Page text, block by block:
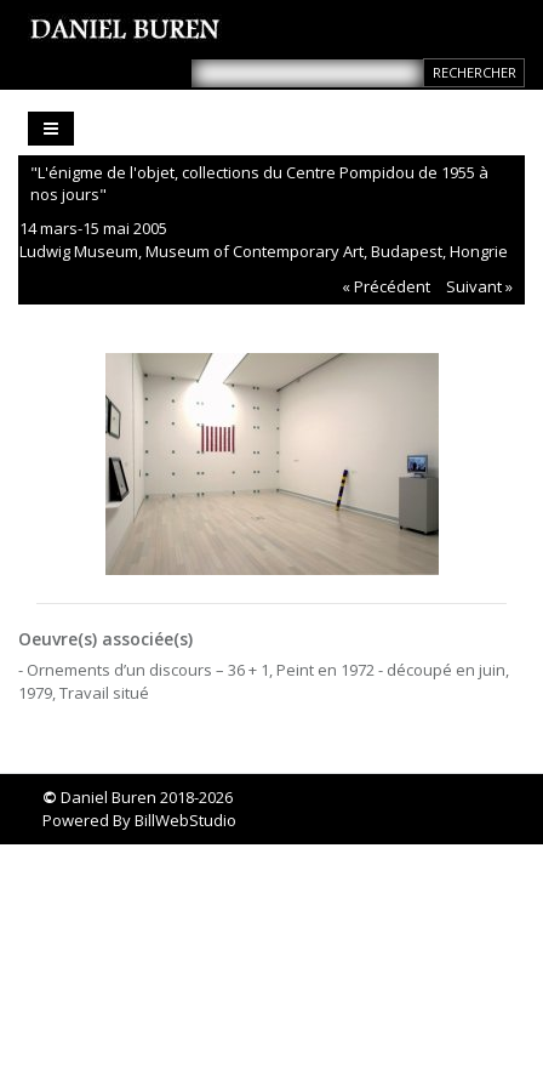
"L'énigme de l'objet, collections du Centre Pompidou de 1955 à
nos jours"
14 mars-15 mai 2005
Ludwig Museum, Museum of Contemporary Art, Budapest, Hongrie
« Précédent
Suivant »
Oeuvre(s) associée(s)
- Ornements d’un discours – 36 + 1, Peint en 1972 - découpé en juin,
1979, Travail situé
© Daniel Buren 2018-2026
Powered ByBillWebStudio